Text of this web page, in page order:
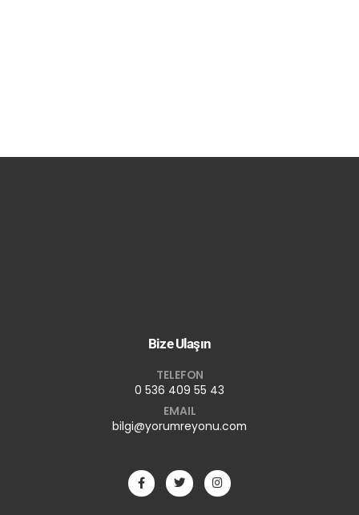
Bize Ulaşın
TELEFON
0 536 409 55 43
EMAIL
bilgi@yorumreyonu.com